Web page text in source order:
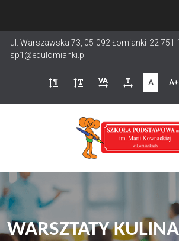
treści
ul. Warszawska 73, 05-092 Łomianki 22 751
sp1@edulomianki.pl
A A+
WARSZTATY